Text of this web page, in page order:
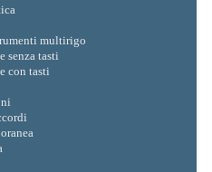
multirigo
senza tasti
con tasti